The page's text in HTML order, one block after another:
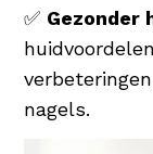
✅ Gezonder
nagels.